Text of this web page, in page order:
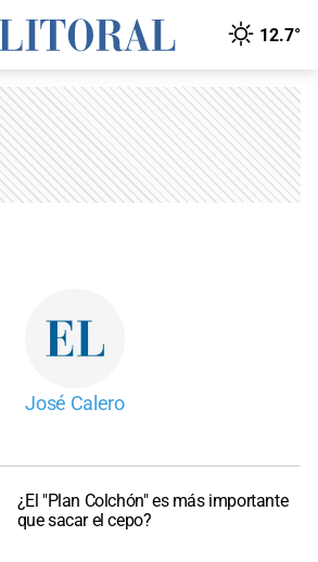
12.7°
José Calero
¿El "Plan Colchón" es más importante
que sacar el cepo?